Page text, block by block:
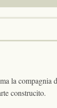
la
construcito.